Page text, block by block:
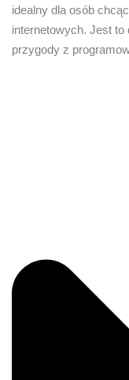
idealny dla osób
internetowych. Jest to
przygody z